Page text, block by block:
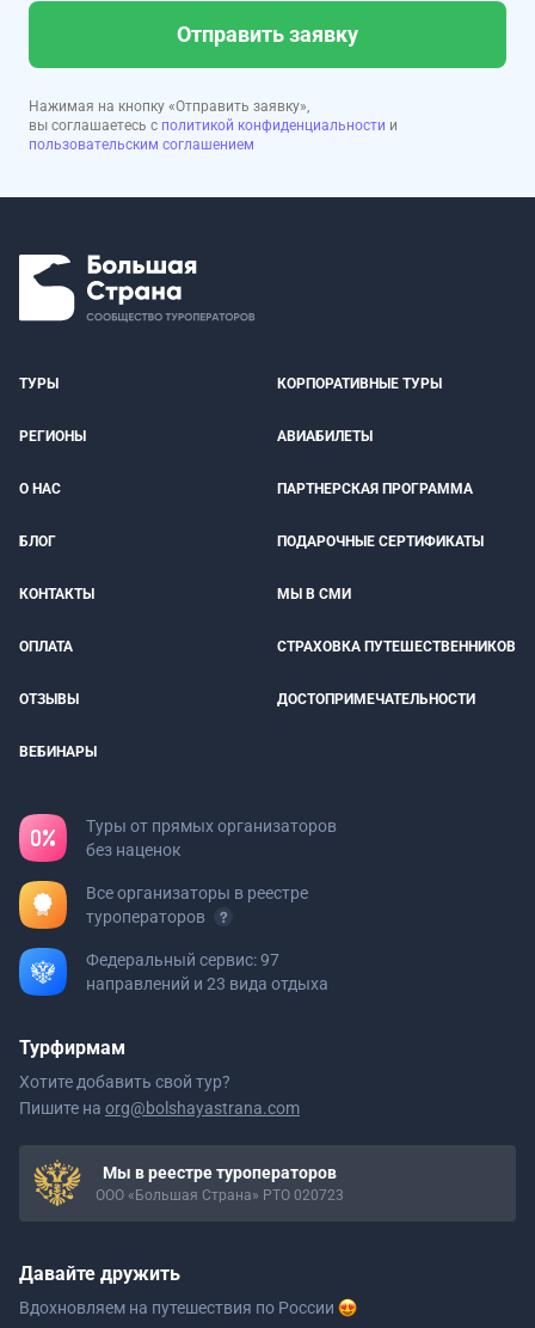
Отправить заявку
Нажимая на кнопку «Отправить заявку»,
вы соглашаетесь с политикой конфиденциальности и
пользовательским соглашением
ТУРЫ КОРПОРАТИВНЫЕ ТУРЫ
РЕГИОНЫ АВИАБИЛЕТЫ
О НАС ПАРТНЕРСКАЯ ПРОГРАММА
БЛОГ ПОДАРОЧНЫЕ СЕРТИФИКАТЫ
КОНТАКТЫ МЫ В СМИ
ОПЛАТА СТРАХОВКА ПУТЕШЕСТВЕННИКОВ
ОТЗЫВЫ ДОСТОПРИМЕЧАТЕЛЬНОСТИ
ВЕБИНАРЫ
Туры от прямых организаторов
без наценок
Все организаторы в реестре
туроператоров
Федеральный сервис: 97
направлений и 23 вида отдыха
Турфирмам
Хотите добавить свой тур?
Пишите на org@bolshayastrana.com
Мы в реестре туроператоров
ООО «Большая Страна» РТО 020723
Давайте дружить
Вдохновляем на путешествия по России